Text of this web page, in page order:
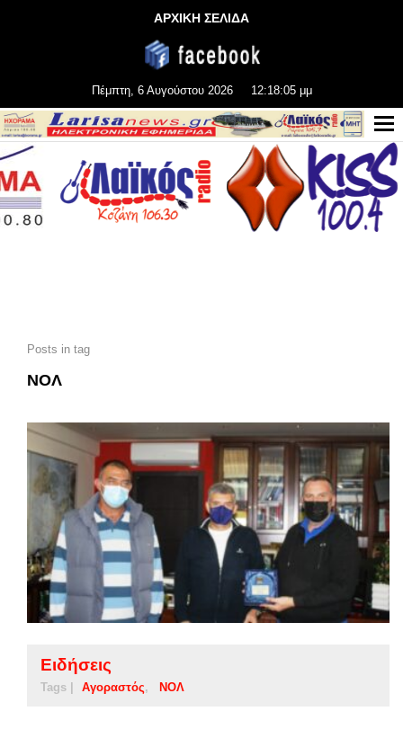
ΑΡΧΙΚΗ ΣΕΛΙΔΑ
Πέμπτη, 6 Αυγούστου 2026 12:18:07 μμ
Posts in tag
ΝΟΛ
Ειδήσεις
Tags | Αγοραστός ΝΟΛ